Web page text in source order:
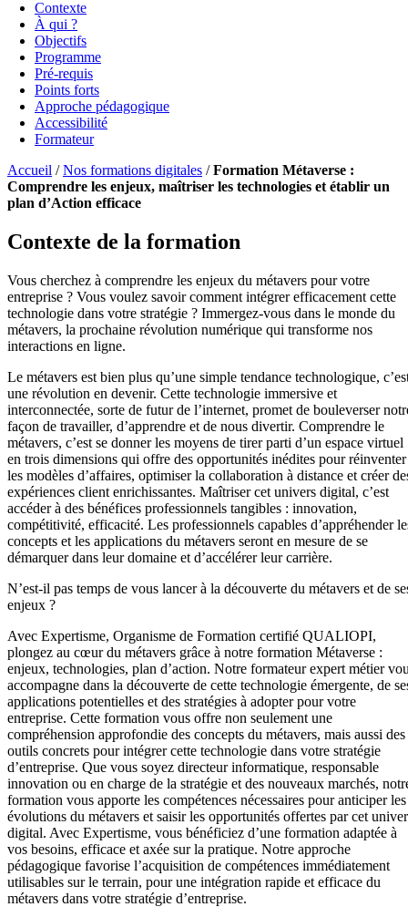
Contexte
À qui ?
Objectifs
Programme
Pré-requis
Points forts
Approche pédagogique
Accessibilité
Formateur
Accueil /Nos formations digitales /Formation Métaverse :
Comprendre les enjeux, maîtriser les technologies et établir un
plan d’Action efficace
Contexte de la formation
Vous cherchez à comprendre les enjeux du métavers pour votre
entreprise ? Vous voulez savoir comment intégrer efficacement cette
technologie dans votre stratégie ? Immergez-vous dans le monde du
métavers, la prochaine révolution numérique qui transforme nos
interactions en ligne.
Le métavers est bien plus qu’une simple tendance technologique,
une révolution en devenir. Cette technologie immersive et
interconnectée, sorte de futur de l’internet, promet de bouleverser
façon de travailler, d’apprendre et de nous divertir. Comprendre le
métavers, c’est se donner les moyens de tirer parti d’un espace virtuel
en trois dimensions qui offre des opportunités inédites pour réinventer
les modèles d’affaires, optimiser la collaboration à distance et créer
expériences client enrichissantes. Maîtriser cet univers digital, c’est
accéder à des bénéfices professionnels tangibles : innovation,
compétitivité, efficacité. Les professionnels capables d’appréhender
concepts et les applications du métavers seront en mesure de se
démarquer dans leur domaine et d’accélérer leur carrière.
N’est-il pas temps de vous lancer à la découverte du métavers et de
enjeux ?
Avec Expertisme, Organisme de Formation certifié QUALIOPI,
plongez au cœur du métavers grâce à notre formation Métaverse :
enjeux, technologies, plan d’action. Notre formateur expert métier
accompagne dans la découverte de cette technologie émergente, de
applications potentielles et des stratégies à adopter pour votre
entreprise. Cette formation vous offre non seulement une
compréhension approfondie des concepts du métavers, mais aussi des
outils concrets pour intégrer cette technologie dans votre stratégie
d’entreprise. Que vous soyez directeur informatique, responsable
innovation ou en charge de la stratégie et des nouveaux marchés,
formation vous apporte les compétences nécessaires pour anticiper les
évolutions du métavers et saisir les opportunités offertes par cet
digital. Avec Expertisme, vous bénéficiez d’une formation adaptée à
vos besoins, efficace et axée sur la pratique. Notre approche
pédagogique favorise l’acquisition de compétences immédiatement
utilisables sur le terrain, pour une intégration rapide et efficace du
métavers dans votre stratégie d’entreprise.